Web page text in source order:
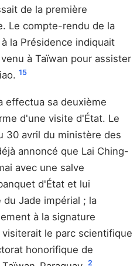
de la première
Le compte-rendu de la
la Présidence indiquait
à Taïwan pour assister
15
effectua sa deuxième
d'une visite d'État. Le
30 avril du ministère des
annoncé que Lai Ching-
avec une salve
d'État et lui
Jade impérial ; la
à la signature
le parc scientifique
honorifique de
2